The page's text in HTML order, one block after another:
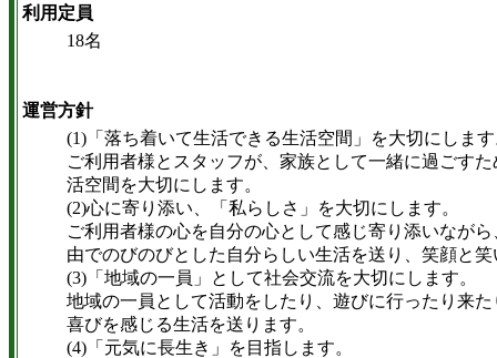
利用定員
18名
運営方針
(1)「落ち着いて生活できる生活空間」を大切にしま
ご利用者様とスタッフが、家族として一緒に過ごす
活空間を大切にします。
(2)心に寄り添い、「私らしさ」を大切にします。
ご利用者様の心を自分の心として感じ寄り添いなが
由でのびのびとした自分らしい生活を送り、笑顔と
(3)「地域の一員」として社会交流を大切にします。
地域の一員として活動をしたり、遊びに行ったり来
喜びを感じる生活を送ります。
(4)「元気に長生き」を目指します。